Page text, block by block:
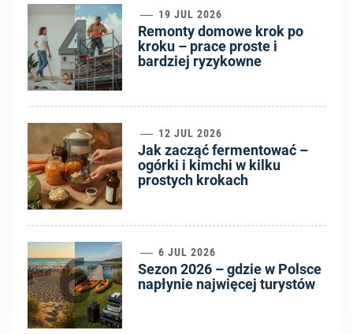
4 19 JUL 2026
Remonty domowe krok po
kroku – prace proste i
bardziej ryzykowne
5 12 JUL 2026
Jak zacząć fermentować –
ogórki i kimchi w kilku
prostych krokach
6 6 JUL 2026
Sezon 2026 – gdzie w Polsce
napłynie najwięcej turystów